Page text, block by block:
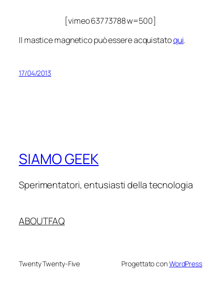
[vimeo 63773788 w=500]
Il mastice magnetico può essere acquistatoqui.
17/04/2013
SIAMO GEEK
Sperimentatori, entusiasti della tecnologia
ABOUTFAQ
Twenty Twenty-Five Progettato conWordPress